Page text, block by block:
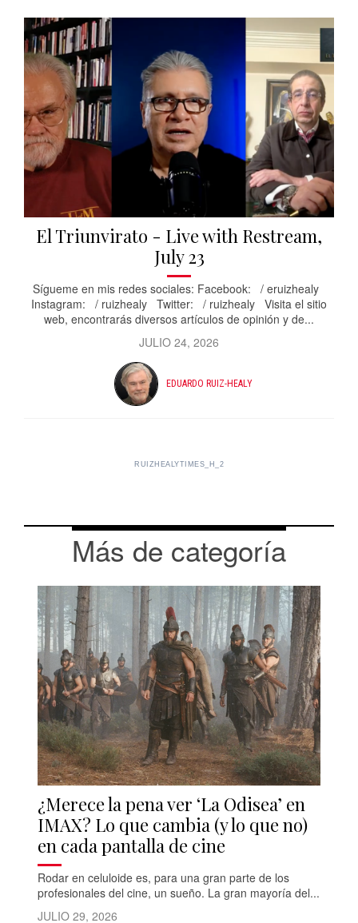
El Triunvirato - Live with Restream,
July 23
Sígueme en mis redes sociales: Facebook: / eruizhealy
Instagram: / ruizhealy Twitter: / ruizhealy Visita el sitio
web, encontrarás diversos artículos de opinión y de...
JULIO 24, 2026
EDUARDO RUIZ-HEALY
RUIZHEALYTIMES_H_2
Más de categoría
¿Merece la pena ver ‘La Odisea’ en
IMAX? Lo que cambia (y lo que no)
en cada pantalla de cine
Rodar en celuloide es, para una gran parte de los
profesionales del cine, un sueño. La gran mayoría del...
JULIO 29, 2026